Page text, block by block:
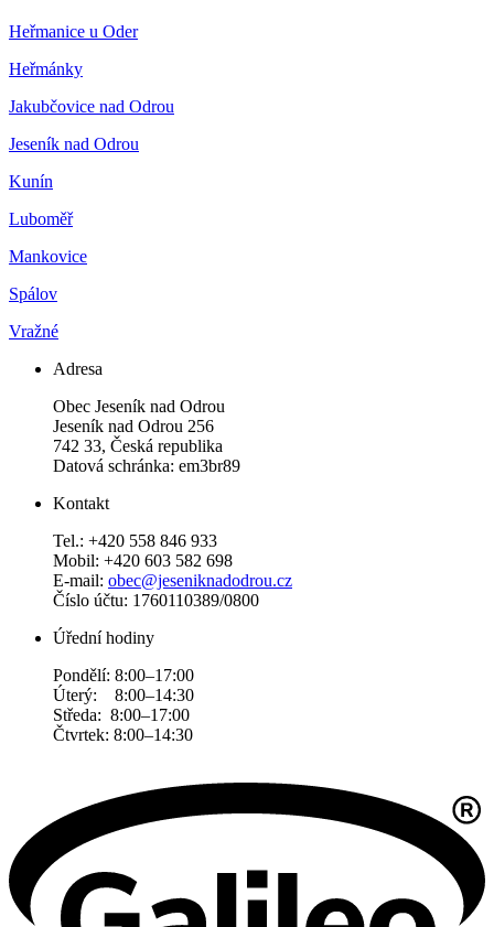
Heřmanice u Oder
Heřmánky
Jakubčovice nad Odrou
Jeseník nad Odrou
Kunín
Luboměř
Mankovice
Spálov
Vražné
Adresa
Obec Jeseník nad Odrou
Jeseník nad Odrou 256
742 33, Česká republika
Datová schránka: em3br89
Kontakt
Tel.: +420 558 846 933
Mobil: +420 603 582 698
E-mail: obec@jeseniknadodrou.cz
Číslo účtu: 1760110389/0800
Úřední hodiny
Pondělí: 8:00–17:00
Úterý: 8:00–14:30
Středa: 8:00–17:00
Čtvrtek: 8:00–14:30